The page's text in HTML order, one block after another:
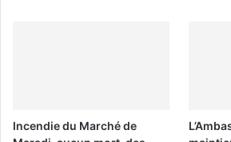
Incendie du Marché de